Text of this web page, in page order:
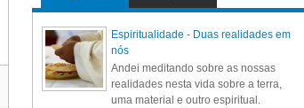
Espiritualidade - Duas realidades em
nós
Andei meditando sobre as nossas
realidades nesta vida sobre a terra,
uma material e outro espiritual.